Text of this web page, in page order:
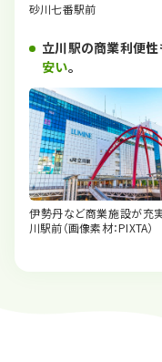
砂川七番駅前
立川駅の商業利便
安い。
伊勢丹など商業施設が充
川駅前（画像素材：PIXTA）